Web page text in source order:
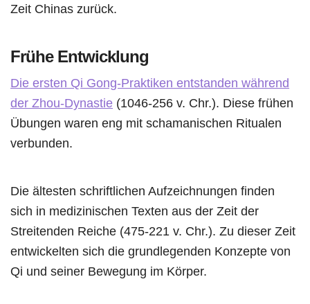
Zeit Chinas zurück.
Frühe Entwicklung
Die ersten Qi Gong-Praktiken entstanden während
der Zhou-Dynastie (1046-256 v. Chr.). Diese frühen
Übungen waren eng mit schamanischen Ritualen
verbunden.
Die ältesten schriftlichen Aufzeichnungen finden
sich in medizinischen Texten aus der Zeit der
Streitenden Reiche (475-221 v. Chr.). Zu dieser Zeit
entwickelten sich die grundlegenden Konzepte von
Qi und seiner Bewegung im Körper.